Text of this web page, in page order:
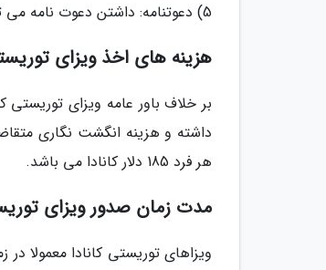
5) دعوتنامه: داشتن دعوت نامه می تواند اثبات دلیل سفر شما به کانادا باشد اما داشتن دعوت نامه ضروری نیست.
هزینه های اخذ ویزای
هر فرد 185 دلار کانادا می باشد.
مدت زمان صدور ویزای
ویزاهای توریستی کانادا معمولا